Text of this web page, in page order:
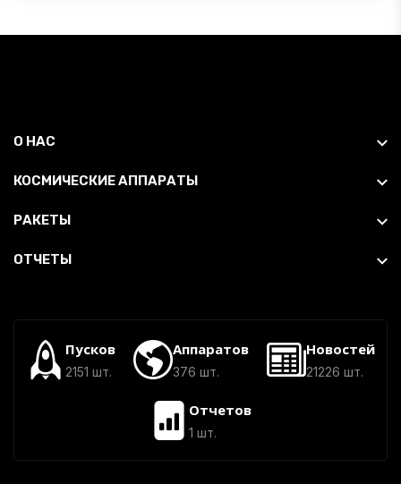
О НАС
КОСМИЧЕСКИЕ АППАРАТЫ
РАКЕТЫ
ОТЧЕТЫ
Пусков
2151 шт.
Аппаратов
376 шт.
Новостей
21226 шт.
Отчетов
1 шт.